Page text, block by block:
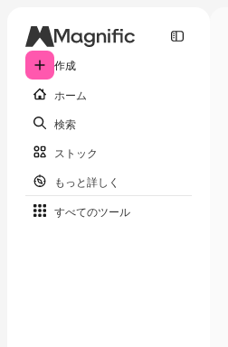
作成
ホーム
検索
ストック
もっと詳しく
すべてのツール